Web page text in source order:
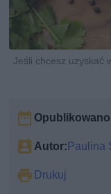
Jeśli chcesz uzyskać
Autor:Paulina
Drukuj